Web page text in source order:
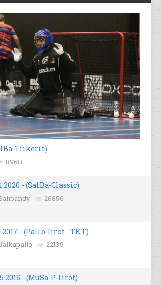
Tiikerit)
8968
- (SalBa-Classic)
26856
- (Pallo-Iirot - TKT)
22139
- (MuSa-P-Iirot)